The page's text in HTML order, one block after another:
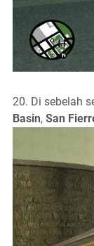
20. Di sebelah
Basin, San